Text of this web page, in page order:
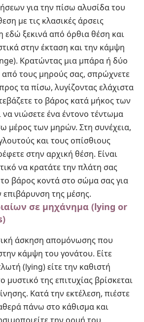
για την πίσω αλυσίδα του
με τις κλασικές άρσεις
εδώ ξεκινά από όρθια θέση και
στην έκταση και την κάμψη
Κρατώντας μια μπάρα ή δύο
τους μηρούς σας, σπρώχνετε
τα πίσω, λυγίζοντας ελάχιστα
το βάρος κατά μήκος των
νιώσετε ένα έντονο τέντωμα
μέρος των μηρών. Στη συνέχεια,
και τους οπίσθιους
στην αρχική θέση. Είναι
να κρατάτε την πλάτη σας
βάρος κοντά στο σώμα σας για
της μέσης.
σε μηχάνημα (lying or
άσκηση απομόνωσης που
κάμψη του γονάτου. Είτε
(lying) είτε την καθιστή
μυστικό της επιτυχίας βρίσκεται
Κατά την εκτέλεση, πιέστε
πάνω στο κάθισμα και